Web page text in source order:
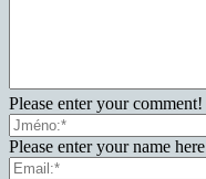
Please enter your comment!
Please enter your name here